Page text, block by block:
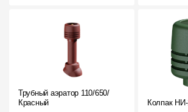
Трубный аэратор 110/650/
Красный
Колпак